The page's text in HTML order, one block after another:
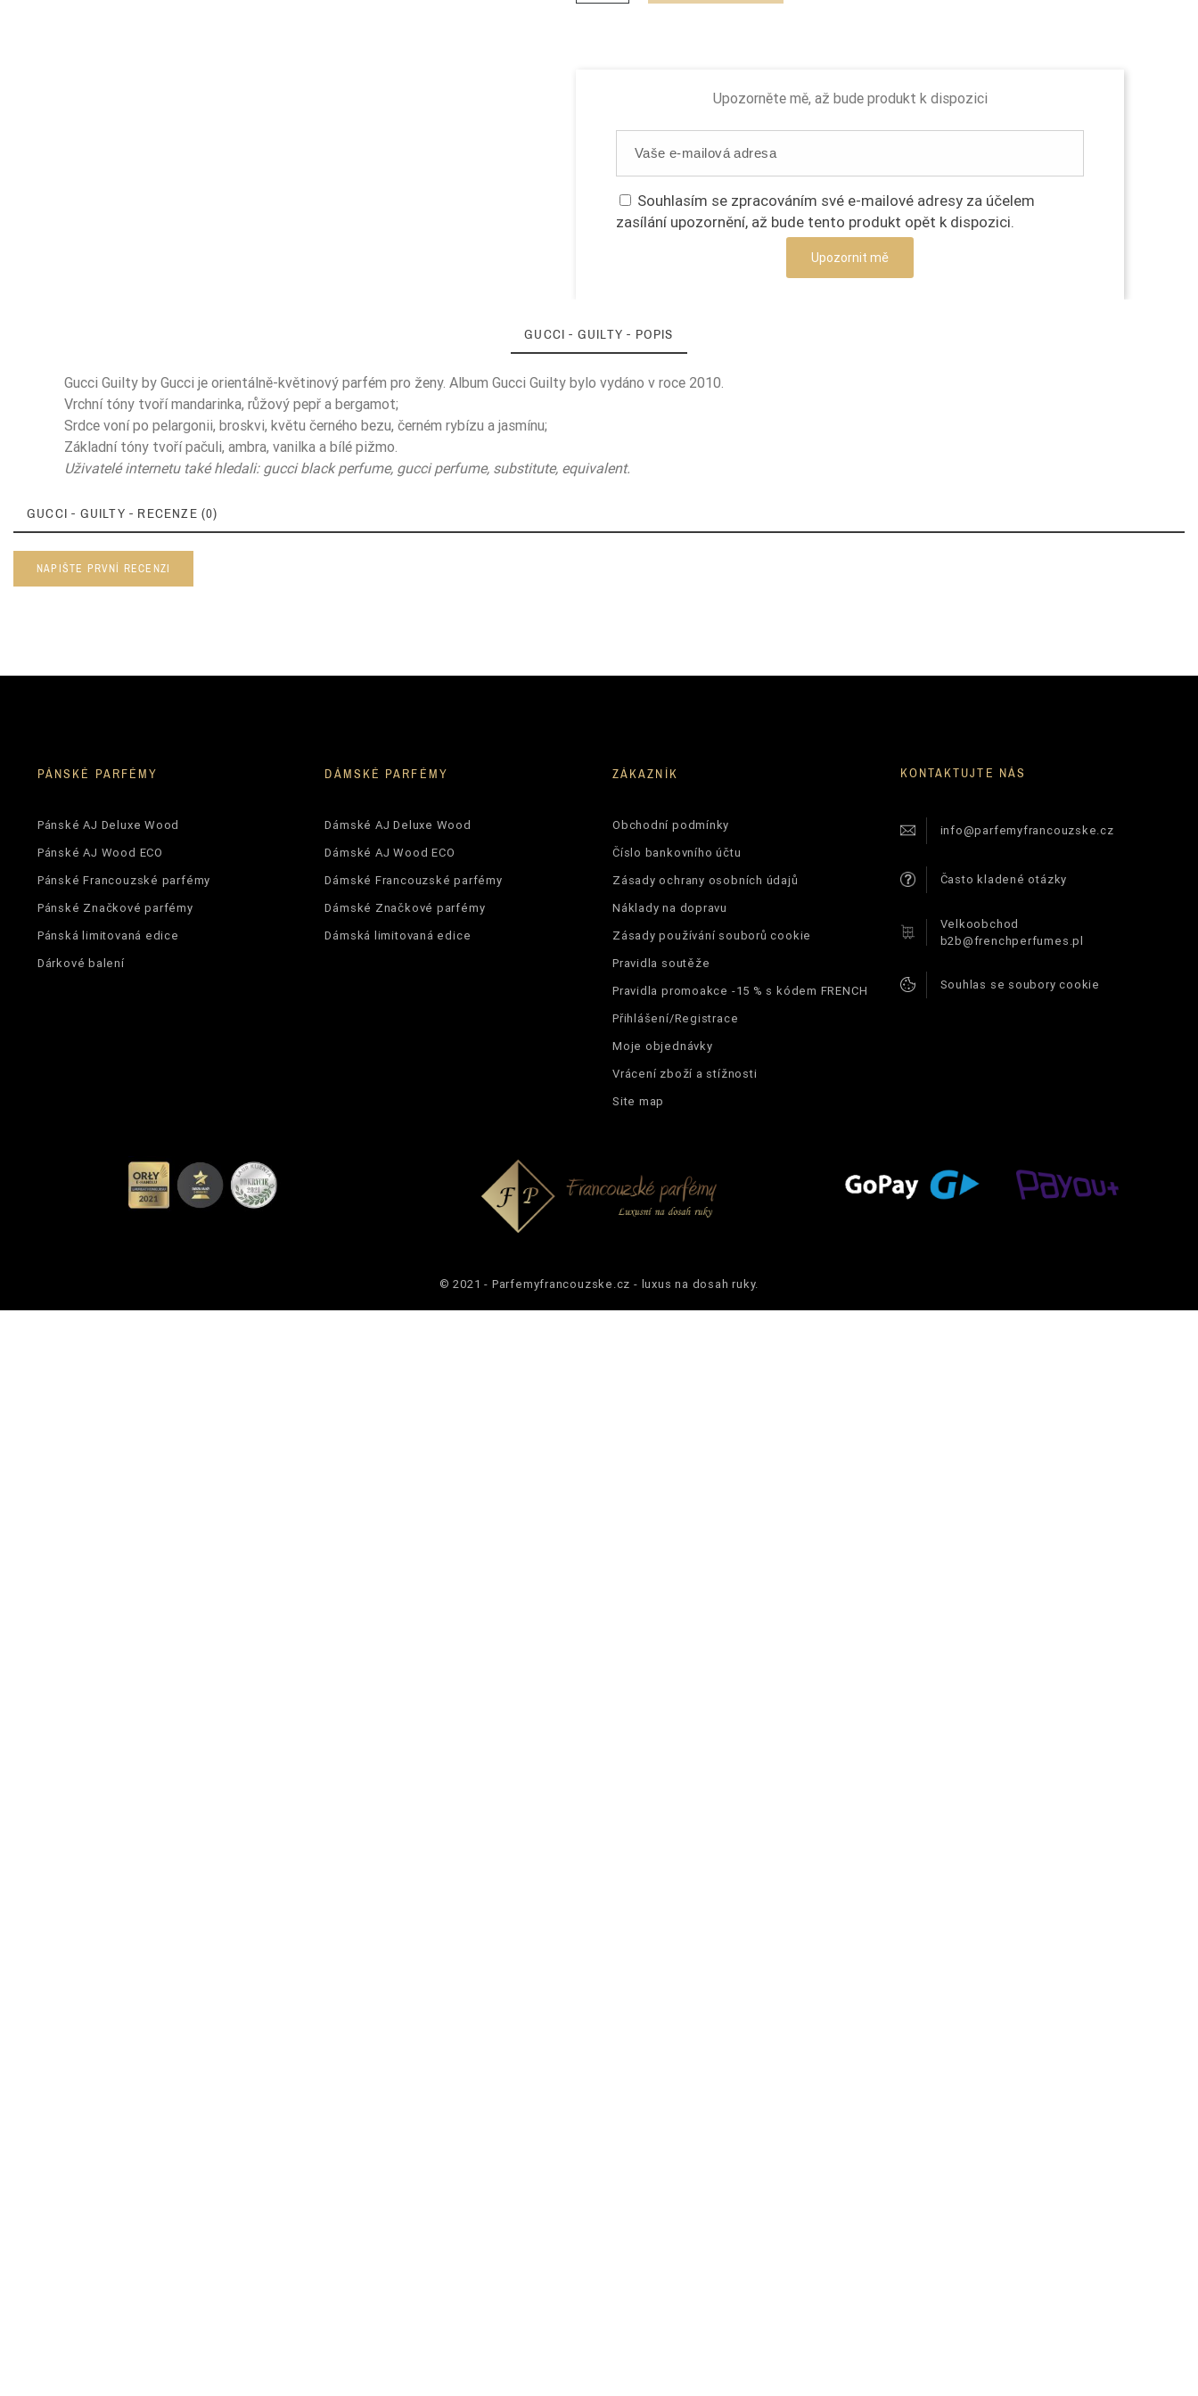
Upozorněte mě, až bude produkt k dispozici
Souhlasím se zpracováním své e-mailové adresy za účelem
zasílání upozornění, až bude tento produkt opět k dispozici.
Upozornit mě
GUCCI - GUILTY - POPIS
Gucci Guilty by Gucci je orientálně-květinový parfém pro ženy. Album Gucci Guilty bylo vydáno v roce 2010.
Vrchní tóny tvoří mandarinka, růžový pepř a bergamot;
Srdce voní po pelargonii, broskvi, květu černého bezu, černém rybízu a jasmínu;
Základní tóny tvoří pačuli, ambra, vanilka a bílé pižmo.
Uživatelé internetu také hledali: gucci black perfume, gucci perfume, substitute, equivalent.
GUCCI - GUILTY - RECENZE (0)
NAPIŠTE PRVNÍ RECENZI
PÁNSKÉ PARFÉMY
Pánské AJ Deluxe Wood
Pánské AJ Wood ECO
Pánské Francouzské parfémy
Pánské Značkové parfémy
Pánská limitovaná edice
Dárkové balení
DÁMSKÉ PARFÉMY
Dámské AJ Deluxe Wood
Dámské AJ Wood ECO
Dámské Francouzské parfémy
Dámské Značkové parfémy
Dámská limitovaná edice
ZÁKAZNÍK
Obchodní podmínky
Číslo bankovního účtu
Zásady ochrany osobních údajů
Náklady na dopravu
Zásady používání souborů cookie
Pravidla soutěže
Pravidla promoakce -15 % s kódem FRENCH
Přihlášení/Registrace
Moje objednávky
Vrácení zboží a stížnosti
Site map
KONTAKTUJTE NÁS
info@parfemyfrancouzske.cz
Často kladené otázky
Velkoobchod
b2b@frenchperfumes.pl
Souhlas se soubory cookie
© 2021 - Parfemyfrancouzske.cz - luxus na dosah ruky.